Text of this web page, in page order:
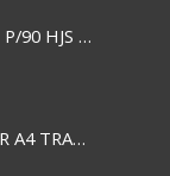
ESPIRAL PLASTICO 12 MM P/90 HJS X50X1500
TAPA PARA ENCUADERNAR A4 TRANSP x50x500